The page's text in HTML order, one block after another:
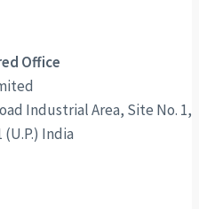
Office
Industrial Area, Site No. 1,
(U.P.) India